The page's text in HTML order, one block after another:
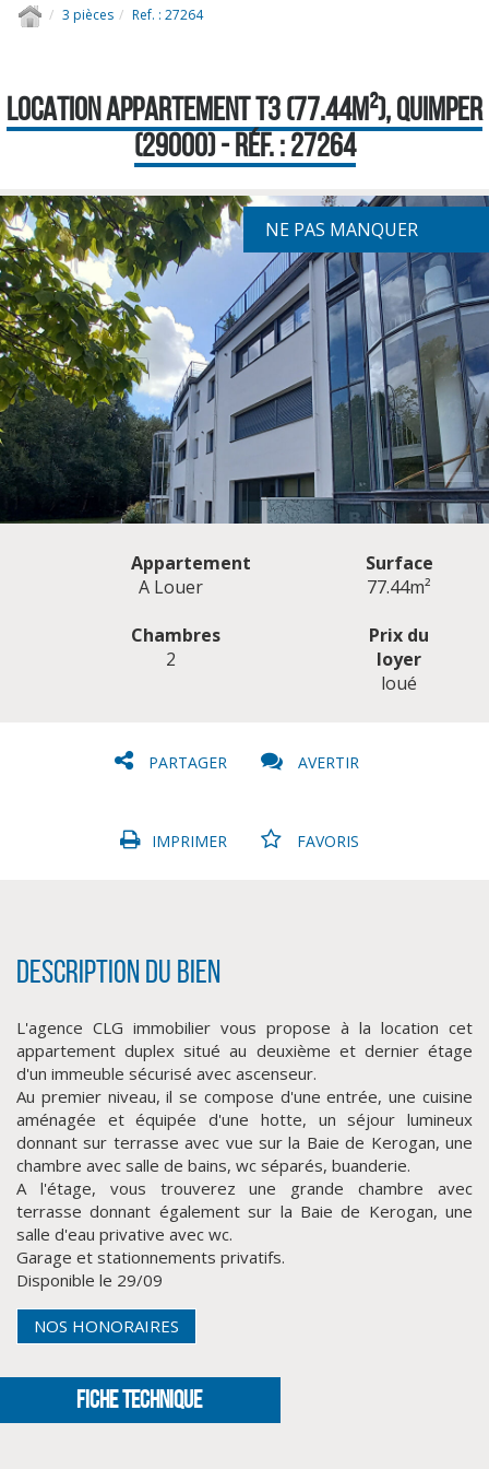
3 pièces Ref. : 27264
LOCATION APPARTEMENT T3 (77.44M²), QUIMPER
(29000) - RÉF. : 27264
CLIQUER ICI POUR AGRANDIR
NE PAS MANQUER
Appartement
A Louer
Surface
77.44m²
Chambres
2
Prix du
loyer
loué
PARTAGER AVERTIR
IMPRIMER FAVORIS
Description du bien
L'agence CLG immobilier vous propose à la location cet
appartement duplex situé au deuxième et dernier étage
d'un immeuble sécurisé avec ascenseur.
Au premier niveau, il se compose d'une entrée, une cuisine
aménagée et équipée d'une hotte, un séjour lumineux
donnant sur terrasse avec vue sur la Baie de Kerogan, une
chambre avec salle de bains, wc séparés, buanderie.
A l'étage, vous trouverez une grande chambre avec
terrasse donnant également sur la Baie de Kerogan, une
salle d'eau privative avec wc.
Garage et stationnements privatifs.
Disponible le 29/09
NOS HONORAIRES
FICHE TECHNIQUE